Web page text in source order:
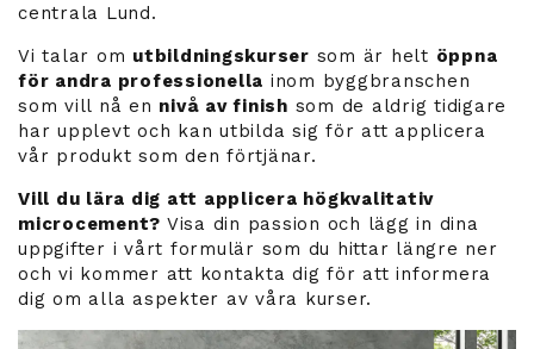
centrala Lund.
Vi talar om utbildningskurser som är helt öppna
för andra professionella inom byggbranschen
som vill nå en nivå av finish som de aldrig tidigare
har upplevt och kan utbilda sig för att applicera
vår produkt som den förtjänar.
Vill du lära dig att applicera högkvalitativ
microcement? Visa din passion och lägg in dina
uppgifter i vårt formulär som du hittar längre ner
och vi kommer att kontakta dig för att informera
dig om alla aspekter av våra kurser.